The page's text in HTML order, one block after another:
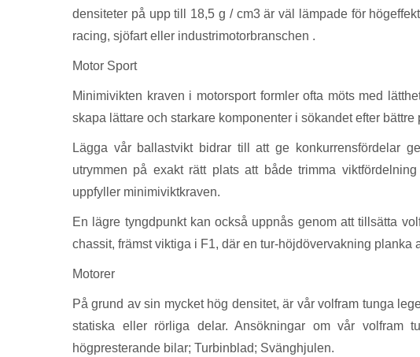
densiteter på upp till 18,5 g / cm3 är väl lämpade för
racing, sjöfart eller industrimotorbranschen .
Motor Sport
Minimivikten kraven i motorsport formler ofta möts med
skapa lättare och starkare komponenter i sökandet efter bättre
Lägga vår ballastvikt bidrar till att ge konkurrensfördelar
utrymmen på exakt rätt plats att både trimma
uppfyller minimiviktkraven.
En lägre tyngdpunkt kan också uppnås genom att tillsätta
chassit, främst viktiga i F1, där en tur-höjdövervakning planka
Motorer
På grund av sin mycket hög densitet, är vår volfram tunga
statiska eller rörliga delar. Ansökningar om vår volfram
högpresterande bilar; Turbinblad; Svänghjulen.